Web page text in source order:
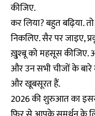
कीजिए.
कर लिया? बहुत बढ़िया.
निकलिए. सैर पर जाइए,
ख़ु्श्बू को महसूस कीजिए.
और उन सभी चीजों के
और खूबसूरत हैं.
2026 की शुरुआत का इससे